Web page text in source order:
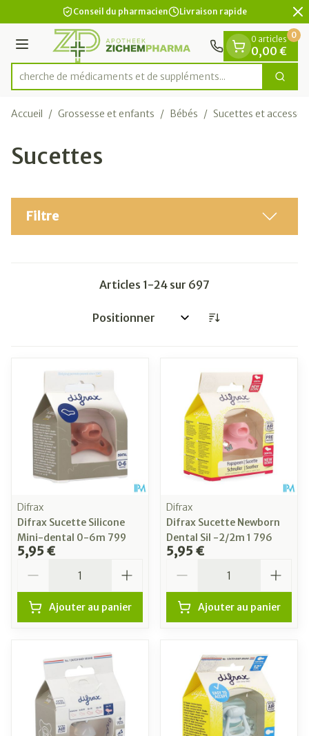
Aller au contenu
2 de 2Conseil du pharmacien Livraison rapide
Menu
Rechercher
Recherche de médicaments et
0 articles
0,00 €
0
Accueil / Grossesse et enfants / Bébés / Sucettes et
Sucettes
Filtre
Articles 1-24 sur 697
Trier par:
Difrax
Difrax Sucette Silicone
Mini-dental 0-6m 799
5,95 €
Ajouter au panier
Difrax
Difrax Sucette Newborn
Dental Sil -2/2m 1 796
5,95 €
Ajouter au panier